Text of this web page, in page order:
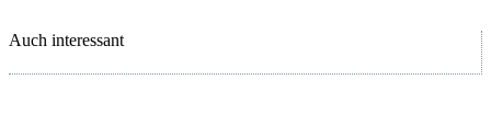
Auch interessant